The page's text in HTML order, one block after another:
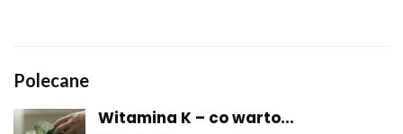
Polecane
Witamina K – co warto...